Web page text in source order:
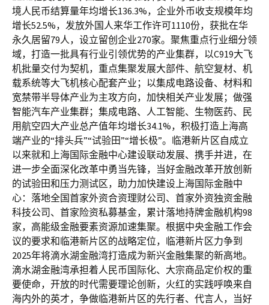
境人民币结算量年均增长136.3%，企业外币收支规模年均
增长52.5%，发放外国人来华工作许可1110份，获批在华
永久居留79人，设立留创企业270家。聚焦重点行业细分领
域，打造一批具有行业引领优势的产业集群，以C919大飞
机批量交付为契机，重点集聚发展大部件、航空复材、机
载系统等大飞机核心配套产业；以集成电路设备、材料和
宽禁带半导体产业为主攻方向，加快相关产业发展；做强
智能汽车产业集群；集成电路、人工智能、生物医药、民
用航空四大产业总产值年均增长34.1%，积极打造上海高
端产业的“排头兵”“试验田”“增长极”。临港新片区自成立
以来就和上海国际金融中心建设联动发展、携手并进，在
进一步全面深化改革中勇当先锋，当好金融改革开放创新
的试验田和压力测试区，助力加快建设上海国际金融中
心：落地全国首家外资合资理财公司、首家外资独资金融
科技公司、首家险资私募基金，累计落地持牌金融机构98
家，高能级金融要素资源加速集聚。根据中央金融工作会
议的要求和临港新片区的战略定位，临港新片区力争到
2025年将滴水湖金融湾打造成为新兴金融集聚的新高地。
滴水湖金融湾承担着人民币国际化、大宗商品定价权的重
要使命，开放的时代需要理论创新，火红的实践呼唤来自
海内外的英才，争做临港新片区的先行者、代言人，当好